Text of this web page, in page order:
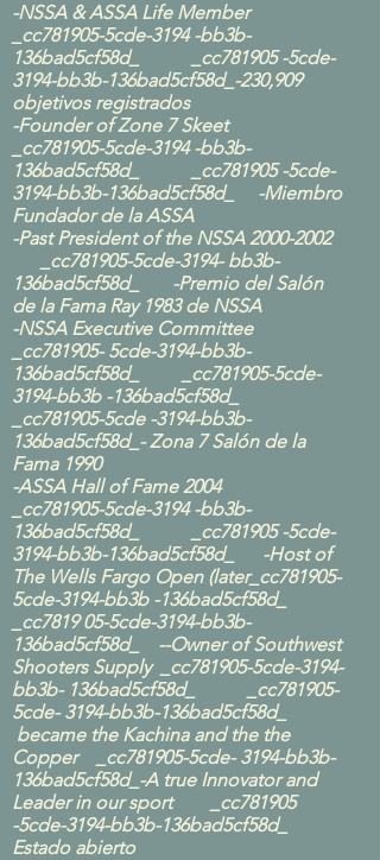
-NSSA & ASSA Life Member
_cc781905-5cde-3194 -bb3b-
136bad5cf58d_ _cc781905 -5cde-
3194-bb3b-136bad5cf58d_-230,909
objetivos registrados
-Founder of Zone 7 Skeet
_cc781905-5cde-3194 -bb3b-
136bad5cf58d_ _cc781905 -5cde-
3194-bb3b-136bad5cf58d_ -Miembro
Fundador de la ASSA
-Past President of the NSSA2000-2002
_cc781905-5cde-3194- bb3b-
136bad5cf58d_ -Premio del Salón
de la Fama Ray 1983 de NSSA
-NSSA Executive Committee
_cc781905- 5cde-3194-bb3b-
136bad5cf58d_ _cc781905-5cde-
3194-bb3b -136bad5cf58d_
_cc781905-5cde -3194-bb3b-
136bad5cf58d_- Zona 7 Salón de la
Fama 1990
-ASSA Hall of Fame 2004
_cc781905-5cde-3194 -bb3b-
136bad5cf58d_ _cc781905 -5cde-
3194-bb3b-136bad5cf58d_ -Host of
The Wells Fargo Open (later_cc781905-
5cde-3194-bb3b -136bad5cf58d_
_cc7819 05-5cde-3194-bb3b-
136bad5cf58d_ --Owner of Southwest
Shooters Supply _cc781905-5cde-3194-
bb3b- 136bad5cf58d_ _cc781905-
5cde- 3194-bb3b-136bad5cf58d_
became the Kachina and the the
Copper _cc781905-5cde- 3194-bb3b-
136bad5cf58d_-A true Innovator and
Leader in our sport _cc781905
-5cde-3194-bb3b-136bad5cf58d_
Estado abierto